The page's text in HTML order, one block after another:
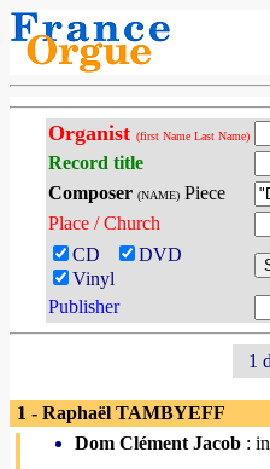
Organist (first Name Last Name)
Record title
Composer (NAME) Piece
Place / Church
CD
DVD
Vinyl
Publisher
1
1 - Raphaël TAMBYEFF
Dom Clément Jacob :